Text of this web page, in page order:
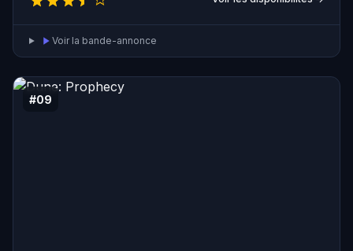
Voir la bande-annonce
#09